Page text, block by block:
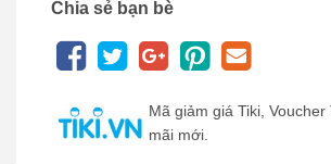
Chia sẻ bạn bè
Mã giảm giá Tiki, Voucher
mãi mới.